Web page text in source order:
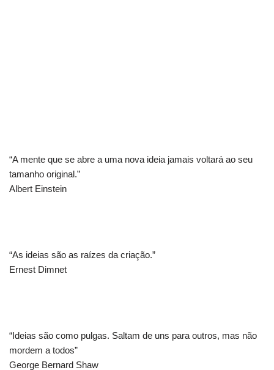
“A mente que se abre a uma nova ideia jamais voltará ao seu
tamanho original.”
Albert Einstein
“As ideias são as raízes da criação.”
Ernest Dimnet
“Ideias são como pulgas. Saltam de uns para outros, mas não
mordem a todos”
George Bernard Shaw